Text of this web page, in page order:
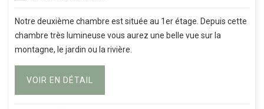
Notre deuxième chambre est située au 1er étage. Depuis cette
chambre très lumineuse vous aurez une belle vue sur la
montagne, le jardin ou la rivière.
VOIR EN DÉTAIL